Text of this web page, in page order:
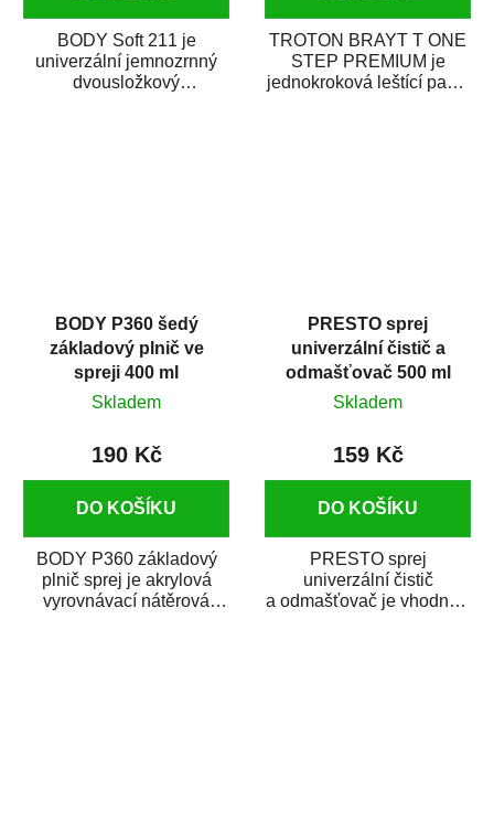
BODY Soft 211 je
univerzální jemnozrnný
dvousložkový
TROTON BRAYT T ONE
STEP PREMIUM je
jednokroková leštící pasta
BODY P360 šedý
základový plnič ve
spreji 400 ml
Skladem
190 Kč
DO KOŠÍKU
BODY P360 základový
plnič sprej je akrylová
vyrovnávací nátěrová
PRESTO sprej
univerzální čistič a
odmašťovač 500 ml
Skladem
159 Kč
DO KOŠÍKU
PRESTO sprej
univerzální čistič
a odmašťovač je vhodný k